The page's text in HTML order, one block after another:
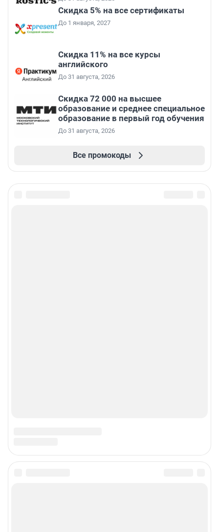
Скидка 5% на все сертификаты
До 1 января, 2027
Скидка 11% на все курсы
английского
До 31 августа, 2026
Скидка 72 000 на высшее
образование и среднее специальное
образование в первый год обучения
До 31 августа, 2026
Все промокоды